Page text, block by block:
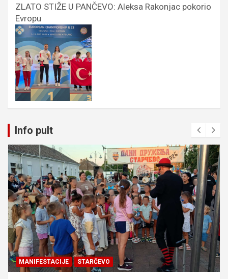
ZLATO STIŽE U PANČEVO: Aleksa Rakonjac pokorio
Evropu
Info pult
MANIFESTACIJE STARČEVO